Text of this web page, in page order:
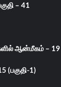
– 41
ஆன்மீகம் – 19
(பகுதி-1)